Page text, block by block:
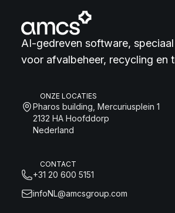
AI-gedreven software,
voor afvalbeheer, recycling en
ONZE LOCATIES
Pharos building, Mercuriusplein 1
2132 HA Hoofddorp
Nederland
CONTACT
+31 20 600 5151
infoNL@amcsgroup.com